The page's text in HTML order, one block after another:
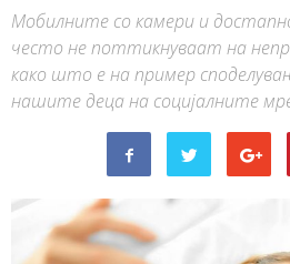
Мобилните со камери и
често не поттикнуваат на
како што е на пример
нашите деца на социјалните